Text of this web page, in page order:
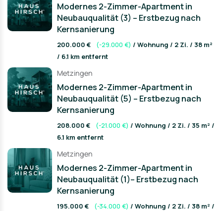
Modernes 2-Zimmer-Apartment in
Neubauqualität (3) – Erstbezug nach
Kernsanierung
200.000 € (-29.000 €) / Wohnung / 2 Zi. / 38 m²
/ 6.1 km entfernt
Metzingen
Modernes 2-Zimmer-Apartment in
Neubauqualität (5) – Erstbezug nach
Kernsanierung
208.000 € (-21.000 €) / Wohnung / 2 Zi. / 35 m² /
6.1 km entfernt
Metzingen
Modernes 2-Zimmer-Apartment in
Neubauqualität (1)– Erstbezug nach
Kernsanierung
195.000 € (-34.000 €) / Wohnung / 2 Zi. / 38 m² /